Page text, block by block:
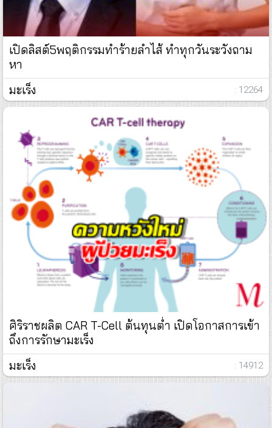
เปิดลิสต์5พฤติกรรมทำร้ายลำไส้ ทำทุกวันระวังถาม
หา
มะเร็ง
: 12264
ศิริราชผลิต CAR T-Cell ต้นทุนต่ำ เปิดโอกาสการเข้า
ถึงการรักษามะเร็ง
มะเร็ง
: 14912